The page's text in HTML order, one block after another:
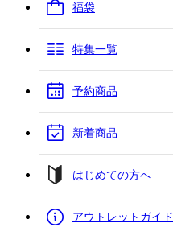
福袋
特集一覧
予約商品
新着商品
はじめての方へ
アウトレットガイド